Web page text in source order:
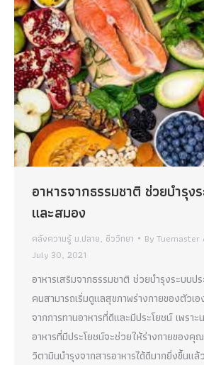
อาหารจากธรรมชาติ ช่วยบำรุง
และสมอง
คลังความรู้ ม.ปลาย, ชีววิทยา ByTuemaster
July 30, 2021
อาหารเสริมจากธรรมชาติ ช่วยบำรุงระบบ
คนสามารถเริ่มดูแลสุขภาพร่างกายของตัวเอ
จากการทานอาหารที่ดีและมีประโยชน์ เพราะ
อาหารที่มีประโยชน์จะช่วยให้ร่างกายของคุ
วิตามินบำรุงจากสารอาหารได้ดีมากยิ่งขึ้นแล้